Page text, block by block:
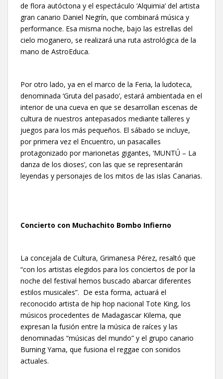
de flora autóctona y el espectáculo ‘Alquimia’ del artista
gran canario Daniel Negrín, que combinará música y
performance. Esa misma noche, bajo las estrellas del
cielo moganero, se realizará una ruta astrológica de la
mano de AstroEduca.
Por otro lado, ya en el marco de la Feria, la ludoteca,
denominada ‘Gruta del pasado’, estará ambientada en el
interior de una cueva en que se desarrollan escenas de
cultura de nuestros antepasados mediante talleres y
juegos para los más pequeños. El sábado se incluye,
por primera vez el Encuentro, un pasacalles
protagonizado por marionetas gigantes, ‘MUNTÚ – La
danza de los dioses’, con las que se representarán
leyendas y personajes de los mitos de las islas Canarias.
Concierto con Muchachito Bombo Infierno
La concejala de Cultura, Grimanesa Pérez, resaltó que
“con los artistas elegidos para los conciertos de por la
noche del festival hemos buscado abarcar diferentes
estilos musicales”. De esta forma, actuará el
reconocido artista de hip hop nacional Tote King, los
músicos procedentes de Madagascar Kilema, que
expresan la fusión entre la música de raíces y las
denominadas “músicas del mundo” y el grupo canario
Burning Yama, que fusiona el reggae con sonidos
actuales.